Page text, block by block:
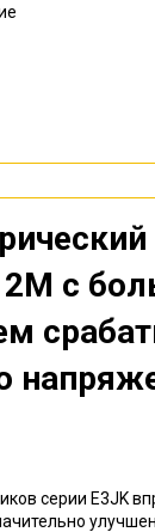
2M с
серии E3JK